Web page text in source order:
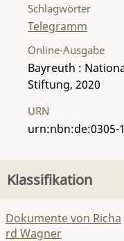
Schlagwörter
Telegramm
Online-Ausgabe
Bayreuth :
Stiftung, 2020
URN
urn:nbn:de:0305-
Klassifikation
Dokumente von Richa
rd Wagner